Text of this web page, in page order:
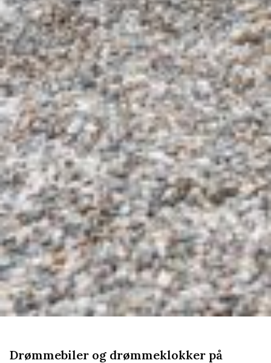
Drømmebiler og drømmeklokker på